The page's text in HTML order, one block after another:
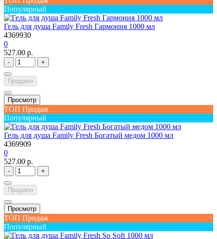
Популярный
Гель для душа Family Fresh Гармония 1000 мл
4369930
0
527.00 р.
- +
Продано
Просмотр
ТОП Продаж
Популярный
Гель для душа Family Fresh Богатый медом 1000 мл
4369909
0
527.00 р.
- +
Продано
Просмотр
ТОП Продаж
Популярный